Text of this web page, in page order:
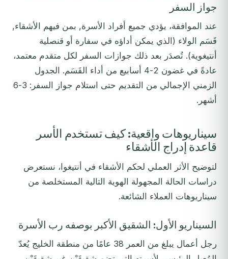
جواز السفر
عند الموافقة، يؤدي جميع أفراد الأسرة, بمن فيهم الأشقاء,
قَسَم الولاء (الذي يمكن أداؤه في سفارة أو قنصلية
أنتيغوية). تُصدَر بعد ذلك جوازات السفر لكل متقدم معتمد،
عادةً في غضون 2-4 أسابيع من أداء القَسَم. الجدول
الزمني الإجمالي من التقديم حتى استلام جواز السفر: 3-6
أشهر.
سيناريوهات واقعية: كيف تستخدم الأسر
قاعدة إدراج الأشقاء
لتوضيح الأثر العملي لحكم الأشقاء في أنتيغوا، نستعرض
دراسات الحالة المجهولة الهوية التالية المستخلصة من
سيناريوهات العملاء الشائعة.
السيناريو الأول: الشقيق الأكبر بوصفه رب الأسرة
رجل أعمال يبلغ من العمر 38 عامًا من منطقة الخليج يُعدّ